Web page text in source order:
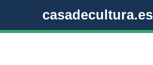
casadecultura.es